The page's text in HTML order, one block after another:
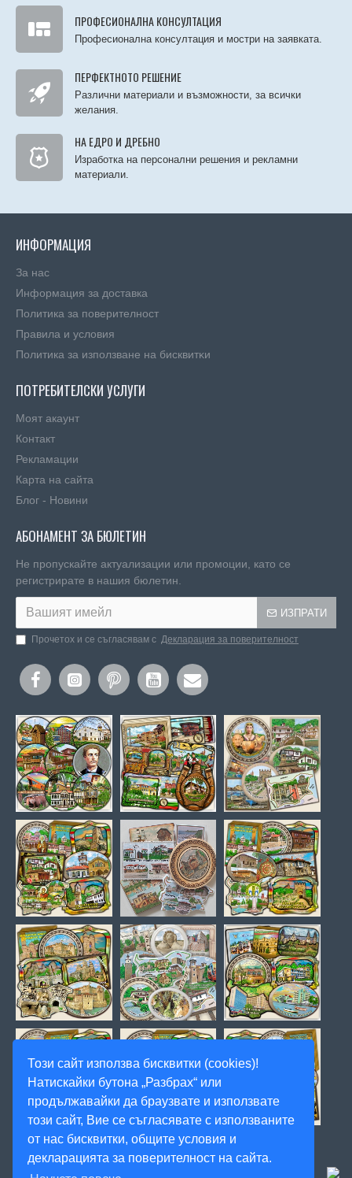
Този сайт използва бисквитки (cookies)!
Натискайки бутона „Разбрах“ или
продължавайки да браузвате и използвате
този сайт, Вие се съгласявате с използваните
от нас бисквитки, общите условия и
декларацията за поверителност на сайта.
ПРОФЕСИОНАЛНА КОНСУЛТАЦИЯ
Професионална консултация и мостри на заявката.
ПЕРФЕКТНОТО РЕШЕНИЕ
Различни материали и възможности, за всички
желания.
НА ЕДРО И ДРЕБНО
Изработка на персонални решения и рекламни
материали.
ИНФОРМАЦИЯ
За нас
Информация за доставка
Политика за поверителност
Правила и условия
Πoлитика зa изпoлзвaнe нa бисквитĸи
ПОТРЕБИТЕЛСКИ УСЛУГИ
Моят акаунт
Контакт
Рекламации
Карта на сайта
Блог - Новини
АБОНАМЕНТ ЗА БЮЛЕТИН
Не пропускайте актуализации или промоции, като се
регистрирате в нашия бюлетин.
ИЗПРАТИ
Прочетох и се съгласявам с Декларация за поверителност